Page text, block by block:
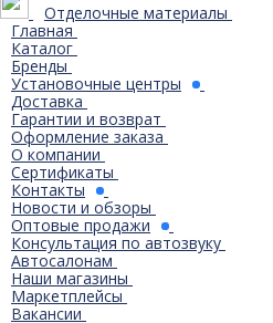
Отделочные материалы
Главная
Каталог
Бренды
Установочные центры
Доставка
Гарантии и возврат
Оформление заказа
О компании
Сертификаты
Контакты
Новости и обзоры
Оптовые продажи
Консультация по автозвуку
Автосалонам
Наши магазины
Маркетплейсы
Вакансии